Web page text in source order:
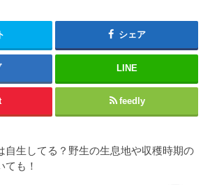
シェア
LINE
feedly
自生してる？野生の生息地や収穫時期の
ても！